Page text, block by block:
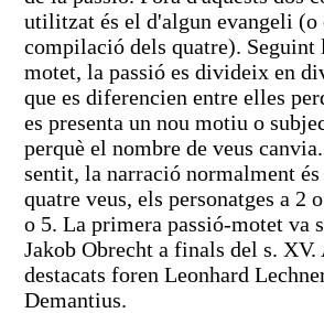
utilitzat és el d'algun evangeli (o
compilació dels quatre). Seguint
motet, la passió es divideix en
que es diferencien entre elles
es presenta un nou motiu o
perquè el nombre de veus
sentit, la narració normalment és
quatre veus, els personatges a 2
o 5. La primera passió-motet va
Jakob Obrecht a finals del s. XV.
destacats foren Leonhard
Demantius.